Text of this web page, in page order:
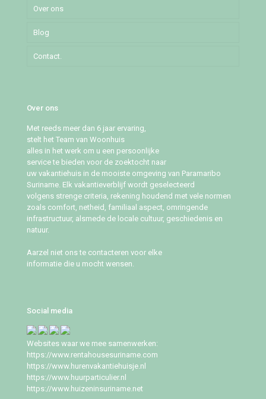
Pommeroosstraat
Puleowinastraat
Tillystraat
Over ons
Blog
Contact.
Over ons
Met reeds meer dan 6 jaar ervaring,
stelt het Team van Woonhuis
alles in het werk om u een persoonlijke
service te bieden voor de zoektocht naar
uw vakantiehuis in de mooiste omgeving van Paramaribo
Suriname. Elk vakantieverblijf wordt geselecteerd
volgens strenge criteria, rekening houdend met vele normen
zoals comfort, netheid, familiaal aspect, omringende
infrastructuur, alsmede de locale cultuur, geschiedenis en
natuur.
Aarzel niet ons te contacteren voor elke
informatie die u mocht wensen.
Social media
Websites waar we mee samenwerken:
https://www.rentahousesuriname.com
https://www.hurenvakantiehuisje.nl
https://www.huurparticulier.nl
https://www.huizeninsuriname.net